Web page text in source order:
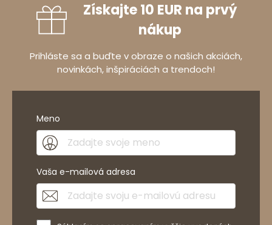
Získajte 10 EUR na prvý
nákup
Prihláste sa a buďte v obraze o našich akciách,
novinkách, inšpiráciách a trendoch!
Meno
Vaša e-mailová adresa